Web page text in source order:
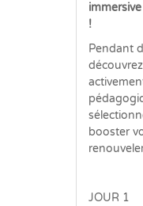
!
Pendant
booster
JOUR 1